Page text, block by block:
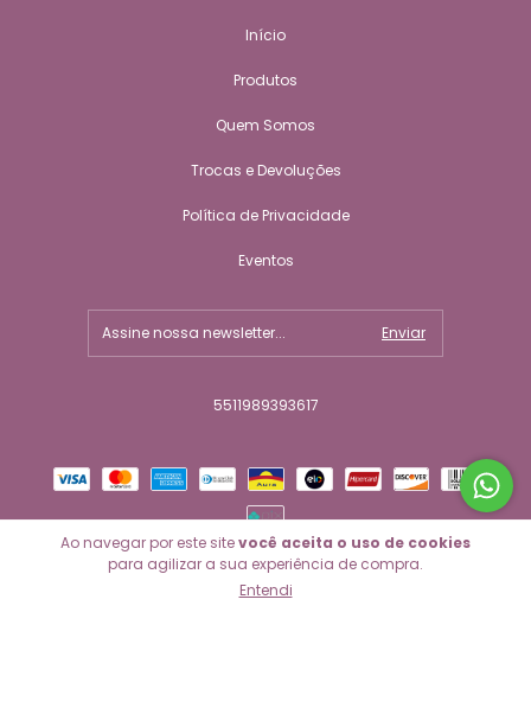
Ao navegar por este sitevocê aceita o uso de cookies
para agilizar a sua experiência de compra.
Entendi
Início
Produtos
Quem Somos
Trocas e Devoluções
Política de Privacidade
Eventos
5511989393617